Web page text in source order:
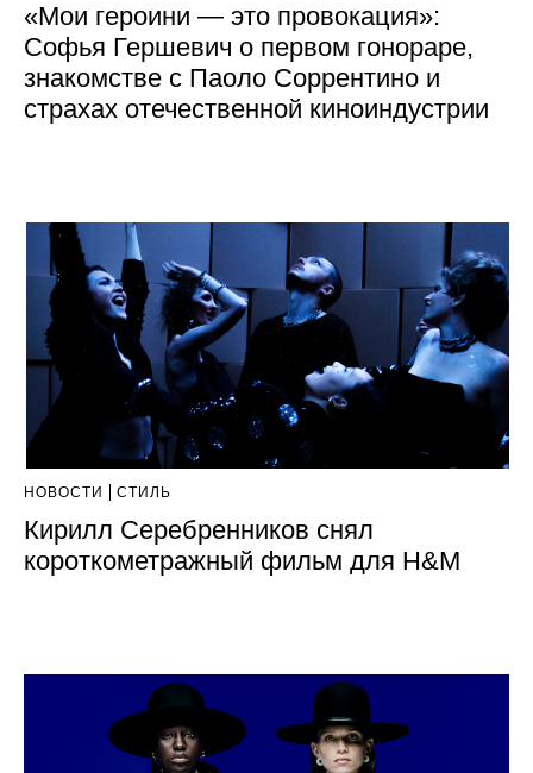
«Мои героини — это провокация»:
Софья Гершевич о первом гонораре,
знакомстве с Паоло Соррентино и
страхах отечественной киноиндустрии
НОВОСТИ СТИЛЬ
Кирилл Серебренников снял
короткометражный фильм для H&M